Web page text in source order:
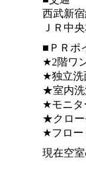
西武新
ＪＲ中
■ＰＲポ
★2階ワ
★独立洗
★室内洗
★モニタ
★クロー
★フロー
現在空室